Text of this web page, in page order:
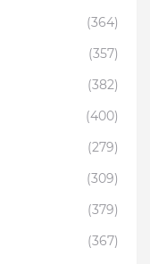
(364)
(357)
(382)
(400)
(279)
(309)
(379)
(367)